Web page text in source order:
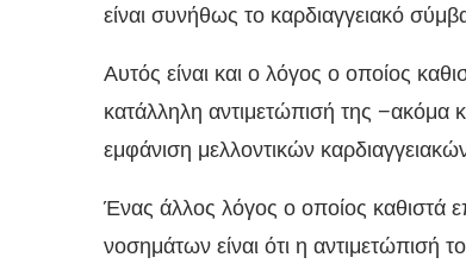
είναι συνήθως το καρδιαγγειακό
Αυτός είναι και ο λόγος ο οποίος
κατάλληλη αντιμετώπισή της −ακόμα
εμφάνιση μελλοντικών
Ένας άλλος λόγος ο οποίος καθιστά
νοσημάτων είναι ότι η